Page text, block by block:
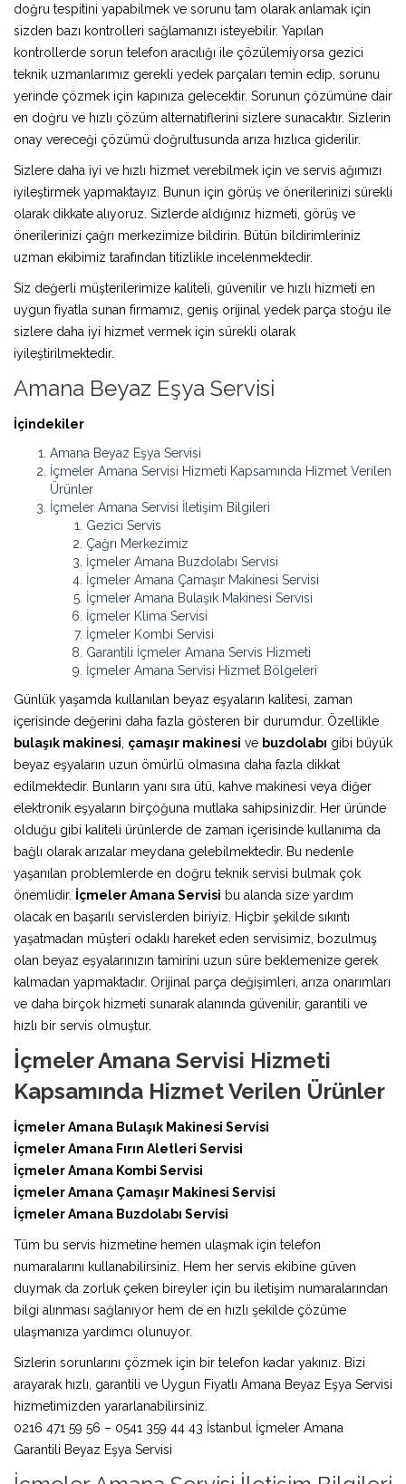
doğru tespitini yapabilmek ve sorunu tam olarak anlamak için
sizden bazı kontrolleri sağlamanızı isteyebilir. Yapılan
kontrollerde sorun telefon aracılığı ile çözülemiyorsa gezici
teknik uzmanlarımız gerekli yedek parçaları temin edip, sorunu
yerinde çözmek için kapınıza gelecektir. Sorunun çözümüne dair
en doğru ve hızlı çözüm alternatiflerini sizlere sunacaktır. Sizlerin
onay vereceği çözümü doğrultusunda arıza hızlıca giderilir.
Sizlere daha iyi ve hızlı hizmet verebilmek için ve servis ağımızı
iyileştirmek yapmaktayız. Bunun için görüş ve önerilerinizi sürekli
olarak dikkate alıyoruz. Sizlerde aldığınız hizmeti, görüş ve
önerilerinizi çağrı merkezimize bildirin. Bütün bildirimleriniz
uzman ekibimiz tarafından titizlikle incelenmektedir.
Siz değerli müşterilerimize kaliteli, güvenilir ve hızlı hizmeti en
uygun fiyatla sunan firmamız, geniş orijinal yedek parça stoğu ile
sizlere daha iyi hizmet vermek için sürekli olarak
iyileştirilmektedir.
Amana Beyaz Eşya Servisi
İçindekiler
Amana Beyaz Eşya Servisi
İçmeler Amana Servisi Hizmeti Kapsamında Hizmet Verilen
Ürünler
İçmeler Amana Servisi İletişim Bilgileri
Gezici Servis
Çağrı Merkezimiz
İçmeler Amana Buzdolabı Servisi
İçmeler Amana Çamaşır Makinesi Servisi
İçmeler Amana Bulaşık Makinesi Servisi
İçmeler Klima Servisi
İçmeler Kombi Servisi
Garantili İçmeler Amana Servis Hizmeti
İçmeler Amana Servisi Hizmet Bölgeleri
Günlük yaşamda kullanılan beyaz eşyaların kalitesi, zaman
içerisinde değerini daha fazla gösteren bir durumdur. Özellikle
bulaşık makinesi çamaşır makinesi ve buzdolabı gibi büyük
beyaz eşyaların uzun ömürlü olmasına daha fazla dikkat
edilmektedir. Bunların yanı sıra ütü, kahve makinesi veya diğer
elektronik eşyaların birçoğuna mutlaka sahipsinizdir. Her üründe
olduğu gibi kaliteli ürünlerde de zaman içerisinde kullanıma da
bağlı olarak arızalar meydana gelebilmektedir. Bu nedenle
yaşanılan problemlerde en doğru teknik servisi bulmak çok
önemlidir. İçmeler Amana Servisi bu alanda size yardım
olacak en başarılı servislerden biriyiz. Hiçbir şekilde sıkıntı
yaşatmadan müşteri odaklı hareket eden servisimiz, bozulmuş
olan beyaz eşyalarınızın tamirini uzun süre beklemenize gerek
kalmadan yapmaktadır. Orijinal parça değişimleri, arıza onarımları
ve daha birçok hizmeti sunarak alanında güvenilir, garantili ve
hızlı bir servis olmuştur.
İçmeler Amana Servisi Hizmeti
Kapsamında Hizmet Verilen Ürünler
İçmeler Amana Bulaşık Makinesi Servisi
İçmeler Amana Fırın Aletleri Servisi
İçmeler Amana Kombi Servisi
İçmeler Amana Çamaşır Makinesi Servisi
İçmeler Amana Buzdolabı Servisi
Tüm bu servis hizmetine hemen ulaşmak için telefon
numaralarını kullanabilirsiniz. Hem her servis ekibine güven
duymak da zorluk çeken bireyler için bu iletişim numaralarından
bilgi alınması sağlanıyor hem de en hızlı şekilde çözüme
ulaşmanıza yardımcı olunuyor.
Sizlerin sorunlarını çözmek için bir telefon kadar yakınız. Bizi
arayarak hızlı, garantili ve Uygun Fiyatlı Amana Beyaz Eşya Servisi
hizmetimizden yararlanabilirsiniz.
0216 471 59 56 – 0541 359 44 43 İstanbul İçmeler Amana
Garantili Beyaz Eşya Servisi